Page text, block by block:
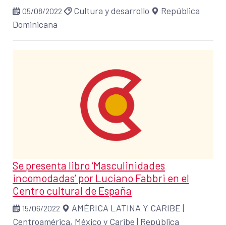
05/08/2022 Cultura y desarrollo
República
Dominicana
Se presenta libro ‘Masculinidades
incomodadas’ por Luciano Fabbri en el
Centro cultural de España
15/06/2022 AMÉRICA LATINA Y CARIBE |
Centroamérica, México y Caribe | República